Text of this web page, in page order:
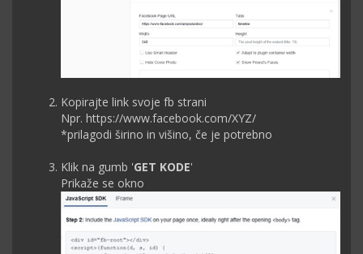
Kopirajte link svoje fb strani
Npr. https://www.facebook.com/XYZ/
*prilagodi širino in višino, če je potrebno
Klik na gumb 'GET KODE'
Prikaže se okno